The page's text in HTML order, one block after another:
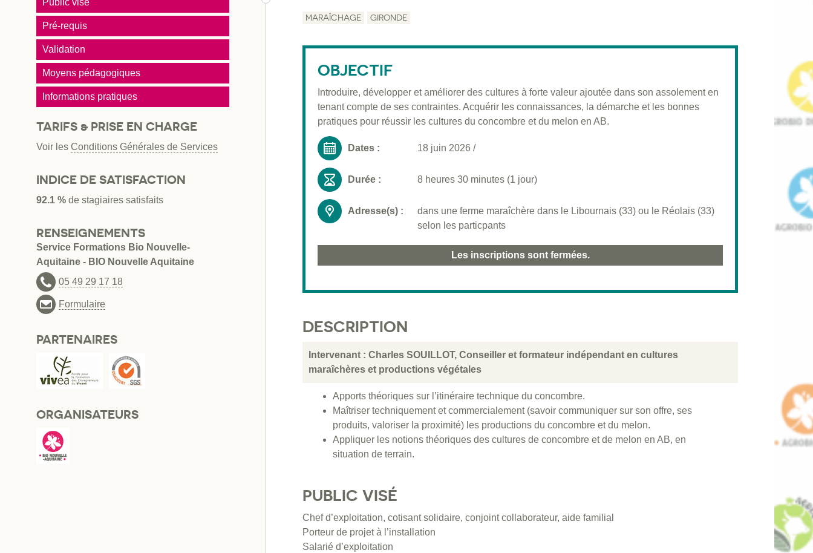
MARAÎCHAGE GIRONDE
OBJECTIF
Introduire, développer et améliorer des cultures à forte valeur ajoutée dans son assolement en
tenant compte de ses contraintes. Acquérir les connaissances, la démarche et les bonnes
pratiques pour réussir les cultures du concombre et du melon en AB.
Dates : 18 juin 2026 /
Durée : 8 heures 30 minutes (1 jour)
Adresse(s) :
dans une ferme maraîchère dans le Libournais (33) ou le Réolais (33)
selon les particpants
Les inscriptions sont fermées.
DESCRIPTION
Intervenant : Charles SOUILLOT, Conseiller et formateur indépendant en cultures
maraîchères et productions végétales
Apports théoriques sur l’itinéraire technique du concombre.
Maîtriser techniquement et commercialement (savoir communiquer sur son offre, ses
produits, valoriser la proximité) les productions du concombre et du melon.
Appliquer les notions théoriques des cultures de concombre et de melon en AB, en
situation de terrain.
PUBLIC VISÉ
Chef d’exploitation, cotisant solidaire, conjoint collaborateur, aide familial
Porteur de projet à l’installation
Salarié d’exploitation
Public visé
Pré-requis
Validation
Moyens pédagogiques
Informations pratiques
TARIFS & PRISE EN CHARGE
Voir les Conditions Générales de Services
INDICE DE SATISFACTION
92.1 % de stagiaires satisfaits
RENSEIGNEMENTS
Service Formations Bio Nouvelle-
Aquitaine - BIO Nouvelle Aquitaine
05 49 29 17 18
Formulaire
PARTENAIRES
ORGANISATEURS